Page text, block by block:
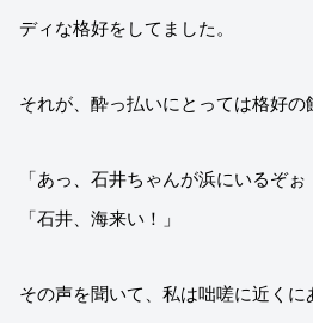
ディな格好をしてました。
それが、酔っ払いにとっては格好の
「あっ、石井ちゃんが浜にいるぞぉ
「石井、海来い！」
その声を聞いて、私は咄嗟に近く